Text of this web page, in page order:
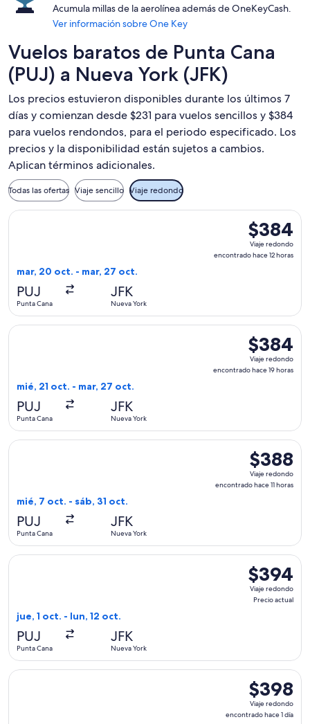
Acumula millas de la aerolínea además de OneKeyCash.
Ver información sobre One Key
Vuelos baratos de Punta Cana
(PUJ) a Nueva York (JFK)
Los precios estuvieron disponibles durante los últimos 7
días y comienzan desde $231 para vuelos sencillos y $384
para vuelos rendondos, para el periodo especificado. Los
precios y la disponibilidad están sujetos a cambios.
Aplican términos adicionales.
Todas las ofertas Viaje sencillo Viaje redondo
$384
Viaje
redondo,
$384
Viaje redondo
encontrado hace 12 horas
mar, 20 oct. - mar, 27 oct.
PUJ
Punta Cana
JFK
Nueva York
Seleccionar vuelo de JetBlue Airways, con salida el mar,
$384
Viaje
redondo,
$384
Viaje redondo
encontrado hace 19 horas
mié, 21 oct. - mar, 27 oct.
PUJ
Punta Cana
JFK
Nueva York
Seleccionar vuelo de Delta, con salida el mié, 21 oct.
$388
Viaje
redondo,
$388
Viaje redondo
encontrado hace 11 horas
mié, 7 oct. - sáb, 31 oct.
PUJ
Punta Cana
JFK
Nueva York
Seleccionar vuelo de Delta, con salida el mié, 7 oct. desde
$394
Viaje
redondo,
$394
Viaje redondo
Precio actual
jue, 1 oct. - lun, 12 oct.
PUJ
Punta Cana
JFK
Nueva York
Seleccionar vuelo de JetBlue Airways, con salida el jue, 1
$398
Viaje
redondo,
$398
Viaje redondo
encontrado hace 1 día
Seleccionar vuelo de Delta, con salida el mar, 20 oct.